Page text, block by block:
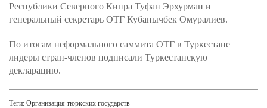
Республики Северного Кипра Туфан Эрхурман и
генеральный секретарь ОТГ Кубанычбек Омуралиев.
По итогам неформального саммита ОТГ в Туркестане
лидеры стран-членов подписали Туркестанскую
декларацию.
Теги: Организация тюркских государств